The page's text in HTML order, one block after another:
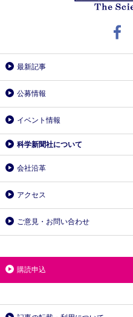
最新記事
公募情報
イベント情報
科学新聞社について
会社沿革
アクセス
ご意見・お問い合わせ
購読申込